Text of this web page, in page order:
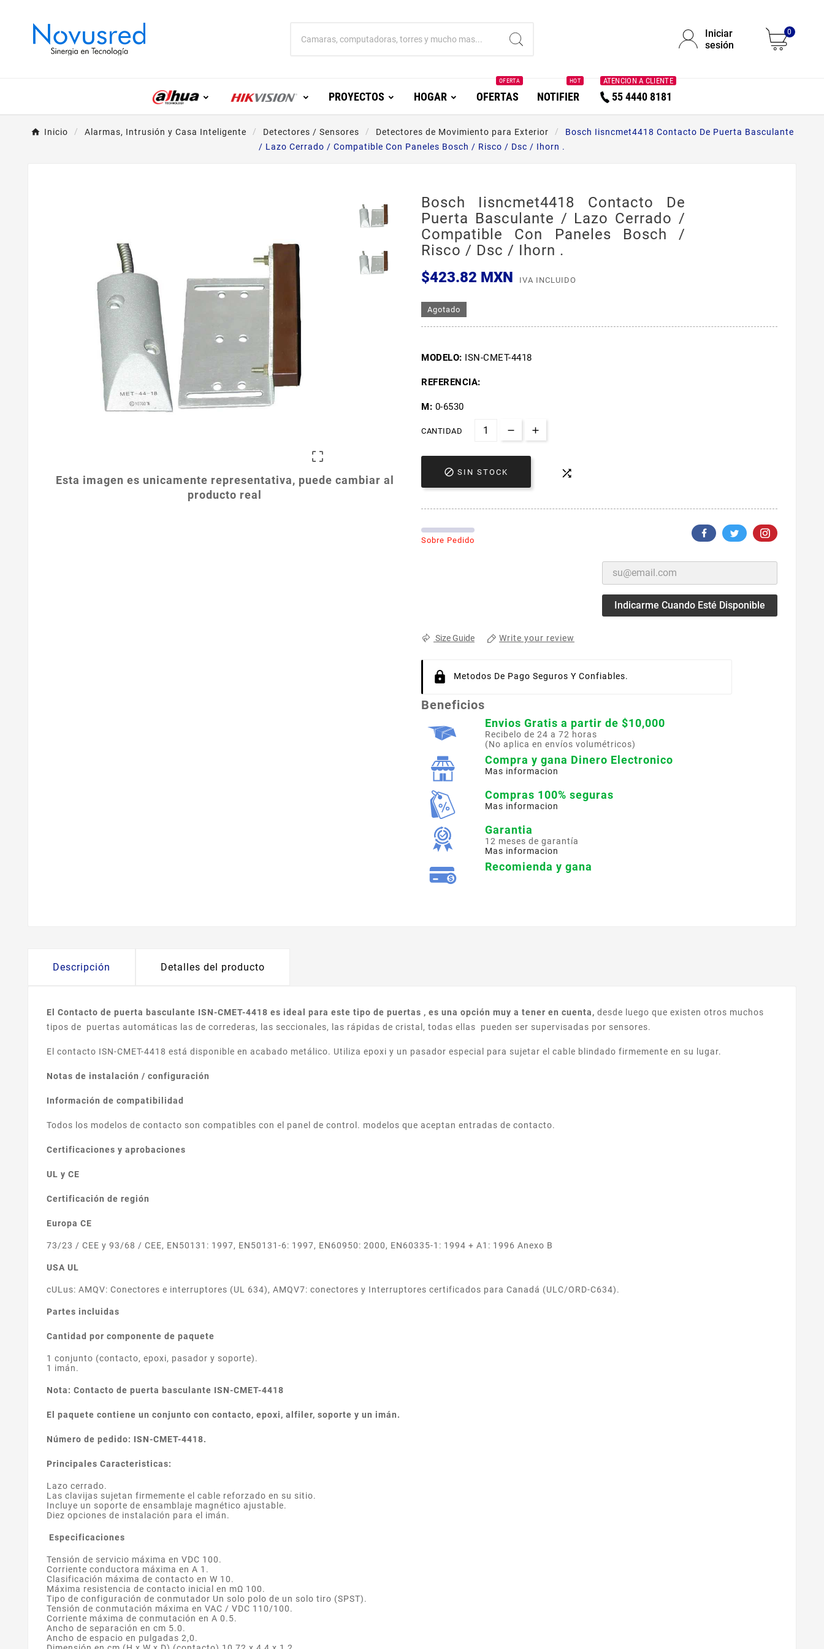
Iniciar
sesión
0
PROYECTOS HOGAR OFERTAS
OFERTA
NOTIFIER
HOT
55 4440 8181
ATENCION A CLIENTE
Inicio Alarmas, Intrusión y Casa Inteligente Detectores / Sensores Detectores de Movimiento para Exterior
Bosch Iisncmet4418 Contacto De Puerta Basculante
/ Lazo Cerrado / Compatible Con Paneles Bosch / Risco / Dsc / Ihorn .

Esta imagen es unicamente representativa, puede cambiar al
producto real
Bosch Iisncmet4418 Contacto De
Puerta Basculante / Lazo Cerrado /
Compatible Con Paneles Bosch /
Risco / Dsc / Ihorn .
$423.82 MXN
IVA INCLUIDO
Agotado
MODELO: ISN-CMET-4418
REFERENCIA:
M: 0-6530
CANTIDAD
 SIN STOCK 
Sobre Pedido
Indicarme Cuando Esté Disponible
Size Guide Write your review
Metodos De Pago Seguros Y Confiables.
Beneficios
Envios Gratis a partir de $10,000
Recibelo de 24 a 72 horas
(No aplica en envíos volumétricos)
Compra y gana Dinero Electronico
Mas informacion
Compras 100% seguras
Mas informacion
Garantia
12 meses de garantía
Mas informacion
Recomienda y gana
Descripción Detalles del producto
El Contacto de puerta basculante ISN-CMET-4418 es ideal para este tipo de puertas , es una opción muy a tener en cuenta, desde luego que existen otros muchos
tipos de puertas automáticas las de correderas, las seccionales, las rápidas de cristal, todas ellas pueden ser supervisadas por sensores.
El contacto ISN-CMET-4418 está disponible en acabado metálico. Utiliza epoxi y un pasador especial para sujetar el cable blindado firmemente en su lugar.
Notas de instalación / configuración
Información de compatibilidad
Todos los modelos de contacto son compatibles con el panel de control. modelos que aceptan entradas de contacto.
Certificaciones y aprobaciones
UL y CE
Certificación de región
Europa CE
73/23 / CEE y 93/68 / CEE, EN50131: 1997, EN50131-6: 1997, EN60950: 2000, EN60335-1: 1994 + A1: 1996 Anexo B
USA UL
cULus: AMQV: Conectores e interruptores (UL 634), AMQV7: conectores y Interruptores certificados para Canadá (ULC/ORD-C634).
Partes incluidas
Cantidad por componente de paquete
1 conjunto (contacto, epoxi, pasador y soporte).
1 imán.
Nota: Contacto de puerta basculante ISN-CMET-4418
El paquete contiene un conjunto con contacto, epoxi, alfiler, soporte y un imán.
Número de pedido: ISN-CMET-4418.
Principales Caracteristicas:
Lazo cerrado.
Las clavijas sujetan firmemente el cable reforzado en su sitio.
Incluye un soporte de ensamblaje magnético ajustable.
Diez opciones de instalación para el imán.
Especificaciones
Tensión de servicio máxima en VDC 100.
Corriente conductora máxima en A 1.
Clasificación máxima de contacto en W 10.
Máxima resistencia de contacto inicial en mΩ 100.
Tipo de configuración de conmutador Un solo polo de un solo tiro (SPST).
Tensión de conmutación máxima en VAC / VDC 110/100.
Corriente máxima de conmutación en A 0.5.
Ancho de separación en cm 5.0.
Ancho de espacio en pulgadas 2,0.